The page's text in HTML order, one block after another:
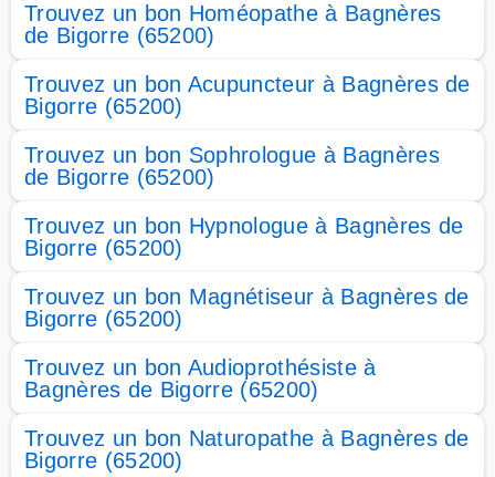
Trouvez un bon Homéopathe à Bagnères
de Bigorre (65200)
Trouvez un bon Acupuncteur à Bagnères de
Bigorre (65200)
Trouvez un bon Sophrologue à Bagnères
de Bigorre (65200)
Trouvez un bon Hypnologue à Bagnères de
Bigorre (65200)
Trouvez un bon Magnétiseur à Bagnères de
Bigorre (65200)
Trouvez un bon Audioprothésiste à
Bagnères de Bigorre (65200)
Trouvez un bon Naturopathe à Bagnères de
Bigorre (65200)